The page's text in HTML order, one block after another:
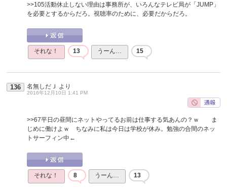
>>105活動休止しない理由は事務所が、いろんなテレビ局が「JUMP」
を必要とするからだろ。視聴率のために、必要だからだろ。
それな！ 13 うーん… 15
136 名無しだＪ より
2016年12月10日 1:41 PM
>>67平日の昼間にネットやってるお前は仕事する気あんの？ｗ ま
じめに働けよｗ ちなみに私は今日は学校が休み。勉強の合間のネッ
トサーフィン中←
それな！ 8 うーん… 13